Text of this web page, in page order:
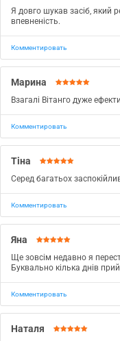
Я довго шукав засіб, який
впевненість.
Комментировать
Марина
Взагалі Вітанго дуже
Комментировать
Тіна
Серед багатьох
Комментировать
Яна
Ще зовсiм недавно я
Буквально кілька днів
Комментировать
Наталя